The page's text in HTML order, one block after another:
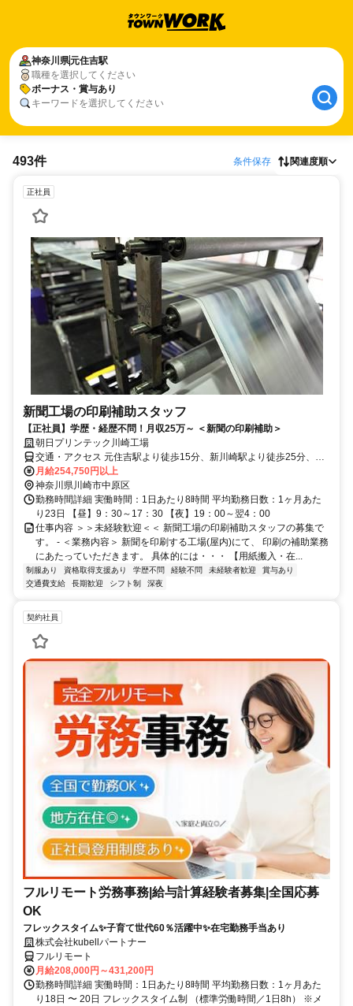
神奈川県元住吉駅
職種を選択してください
ボーナス・賞与あり
キーワードを選択してください
493件 条件保存 関連度順
正社員
新聞工場の印刷補助スタッフ
【正社員】学歴・経歴不問！月収25万～ ＜新聞の印刷補助＞
朝日プリンテック川崎工場
交通・アクセス 元住吉駅より徒歩15分、新川崎駅より徒歩25分、平
間駅より徒歩20分
月給254,750円以上
神奈川県川崎市中原区
勤務時間詳細 実働時間：1日あたり8時間 平均勤務日数：1ヶ月あた
り23日 【昼】9：30～17：30 【夜】19：00～翌4：00
仕事内容 ＞＞未経験歓迎＜＜ 新聞工場の印刷補助スタッフの募集で
す。 - ＜業務内容＞ 新聞を印刷する工場(屋内)にて、 印刷の補助業務
にあたっていただきます。 具体的には・・・ 【用紙搬入・在...
制服あり 資格取得支援あり 学歴不問 経験不問 未経験者歓迎
賞与あり
交通費支給
長期歓迎 シフト制 深夜
契約社員
フルリモート労務事務|給与計算経験者募集|全国応募
OK
フレックスタイム✨子育て世代60％活躍中✨在宅勤務手当あり
株式会社kubellパートナー
フルリモート
月給208,000円～431,200円
勤務時間詳細 実働時間：1日あたり8時間 平均勤務日数：1ヶ月あた
り18日 〜 20日 フレックスタイム制 （標準労働時間／1日8h） ※メ